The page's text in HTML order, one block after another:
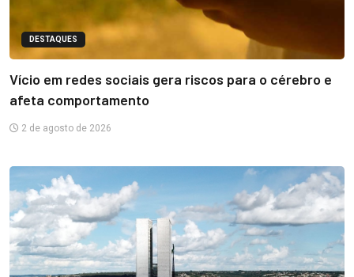
DESTAQUES
Vício em redes sociais gera riscos para o cérebro e
afeta comportamento
2 de agosto de 2026